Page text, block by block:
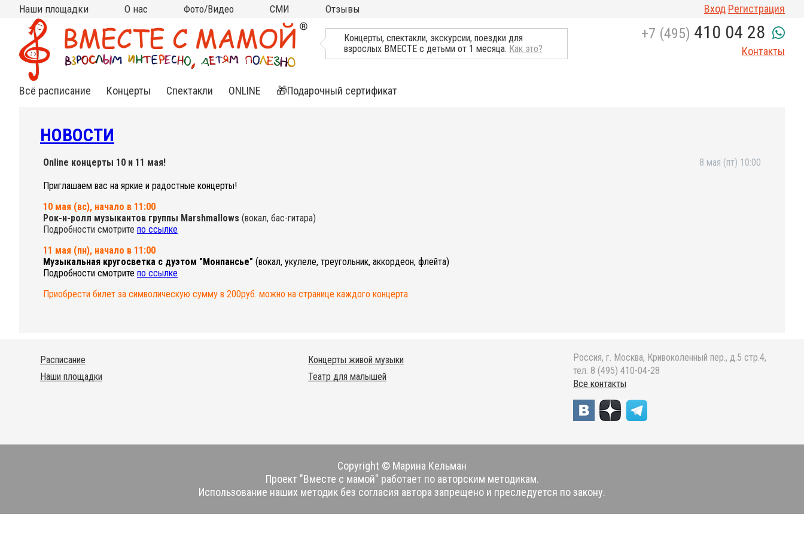
Наши площадки
Москва
на КИТАЙ-ГОРОДЕ
на ЧИСТЫХ ПРУДАХ
на ВДНХ
на НОВОСЛОБОДСКОЙ
на ПАРКЕ КУЛЬТУРЫ
в АРМЯНСКОМ
в СТАРОСАДСКОМ
(Китай-город)
в РАМЕНКАХ
на ТУРГЕНЕВСКОЙ
(школа Алгоритм)
на КРАСНЫХ ВОРОТАХ
на МЯСНИЦКОЙ (Чистые
пруды)
Московская область
в МЫТИЩАХ (клуб
Самовар)
в МЫТИЩАХ (ДЦ "Смарт
Ленд")
Все площадки на карте
О нас
Кто мы?
Контакты
Сотрудничество
Новости
Подвешенный билет
Фото/Видео
Фото
Видео
СМИ
ТВ, Пресса о нас
Отзывы Вход Регистрация
Концерты, спектакли, экскурсии, поездки для
взрослых ВМЕСТЕ с детьми от 1 месяца. Как это?
+7 (495) 410 04 28
Контакты
Всё расписание
Концерты
Яркий джаз
Веселый рок-н-
Необычный
Познавательные
концерты
Спектакли
встречи
ONLINE
🎁Подарочный сертификат
НОВОСТИ
Online концерты 10 и 11 мая! 8 мая (пт) 10:00
Приглашаем вас на яркие и радостные концерты!
10 мая (вс), начало в 11:00
Рок-н-ролл музыкантов группы Marshmallows (вокал, бас-гитара)
Подробности смотрите по ссылке
11 мая (пн), начало в 11:00
Музыкальная кругосветка с дуэтом "Монпансье" (вокал, укулеле, треугольник, аккордеон, флейта)
Подробности смотрите по ссылке
Приобрести билет за символическую сумму в 200руб. можно на странице каждого концерта
Расписание
Наши площадки
Концерты живой музыки
Театр для малышей
Россия, г. Москва, Кривоколенный пер., д.5 стр.4,
тел. 8 (495) 410-04-28
Все контакты
Copyright © Марина Кельман
Проект "Вместе с мамой" работает по авторским методикам.
Использование наших методик без согласия автора запрещено и преследуется по закону.